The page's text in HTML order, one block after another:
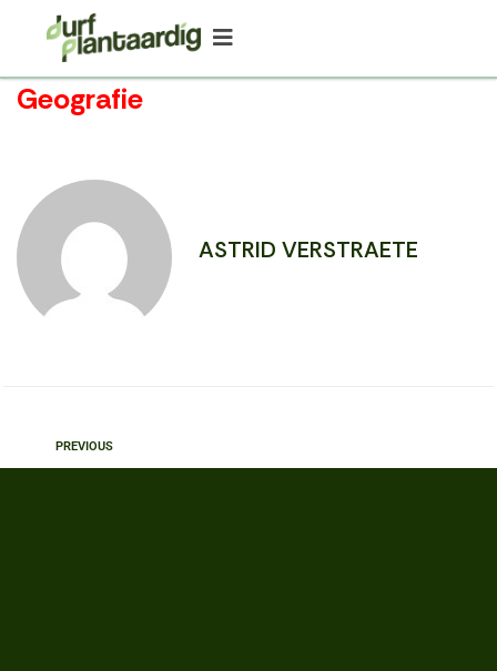
Geografie
ASTRID VERSTRAETE
PREVIOUS